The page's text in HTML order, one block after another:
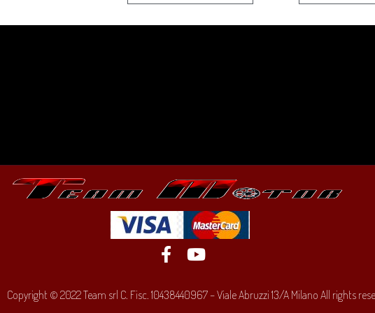
Copyright © 2022 Team srl C. Fisc. 10438440967 – Viale Abruzzi 13/A Milano All rights